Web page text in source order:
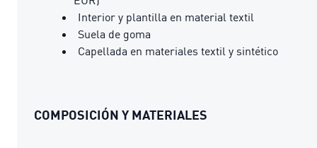
Interior y plantilla en material textil
Suela de goma
Capellada en materiales textil y sintético
COMPOSICIÓN Y MATERIALES